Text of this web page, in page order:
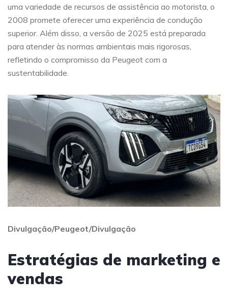
uma variedade de recursos de assistência ao motorista, o
2008 promete oferecer uma experiência de condução
superior. Além disso, a versão de 2025 está preparada
para atender às normas ambientais mais rigorosas,
refletindo o compromisso da Peugeot com a
sustentabilidade.
Divulgação/Peugeot/Divulgação
Estratégias de marketing e
vendas